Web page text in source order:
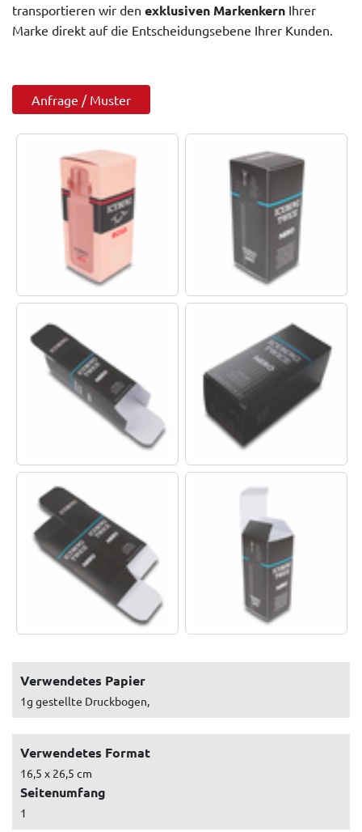
transportieren wir den exklusiven Markenkern Ihrer
Marke direkt auf die Entscheidungsebene Ihrer Kunden.
Anfrage / Muster
Verwendetes Papier
1g gestellte Druckbogen,
Verwendetes Format
16,5 x 26,5 cm
Seitenumfang
1